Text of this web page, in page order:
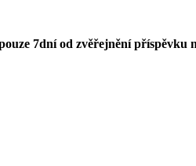
7dní od zvěřejnění příspěvku